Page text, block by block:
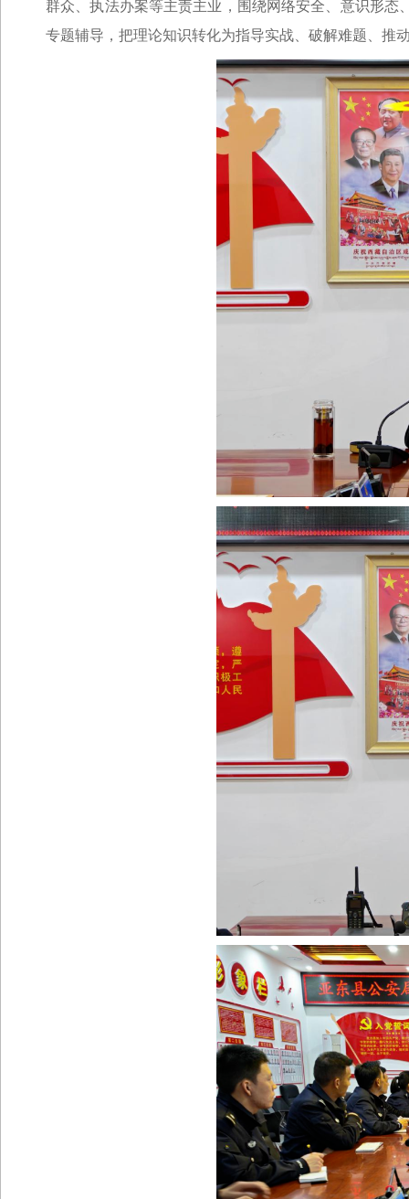
群众、执法办案等主责主业，围绕网络安全、意识形
专题辅导，把理论知识转化为指导实战、破解难题、推